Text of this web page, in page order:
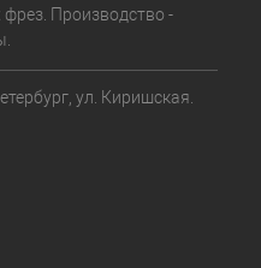
Производство -
ул. Киришская.